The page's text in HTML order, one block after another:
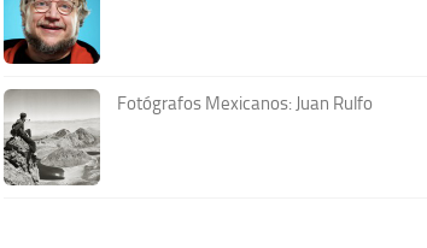
Fotógrafos Mexicanos: Juan Rulfo